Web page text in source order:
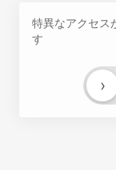
特異なアクセス
す
›